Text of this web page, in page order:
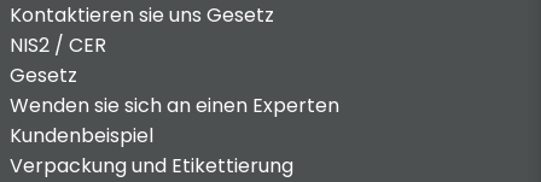
Kontaktieren sie uns Gesetz
NIS2 / CER
Gesetz
Wenden sie sich an einen Experten
Kundenbeispiel
Verpackung und Etikettierung